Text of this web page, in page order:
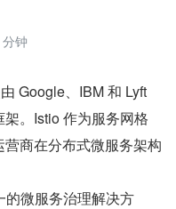
钟
Google、IBM 和 Lyft
。Istio 作为服务网格
商在分布式微服务架构
的微服务治理解决方